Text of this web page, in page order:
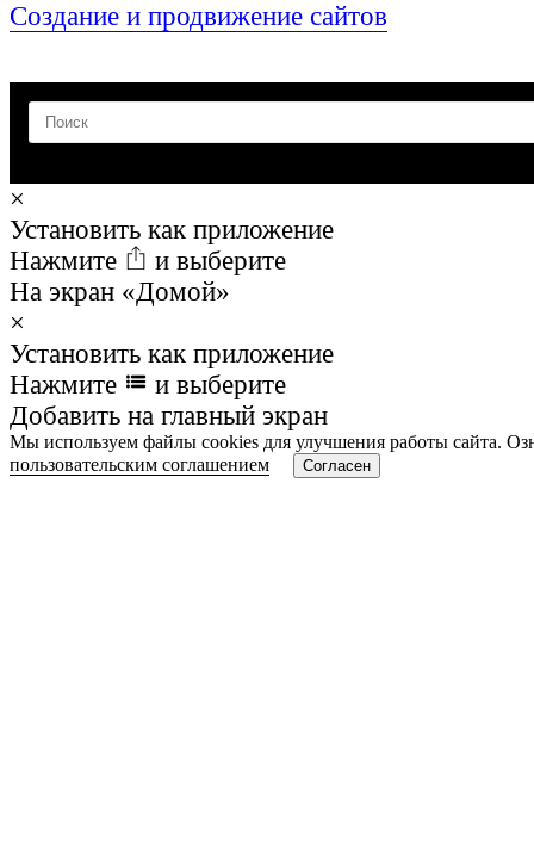
Создание и продвижение сайтов
×
Установить как приложение
Нажмите
и выберите
На экран «Домой»
×
Установить как приложение
Нажмите
и выберите
Добавить на главный экран
Мы используем файлы cookies для улучшения работы сайта.
пользовательским соглашением
Согласен